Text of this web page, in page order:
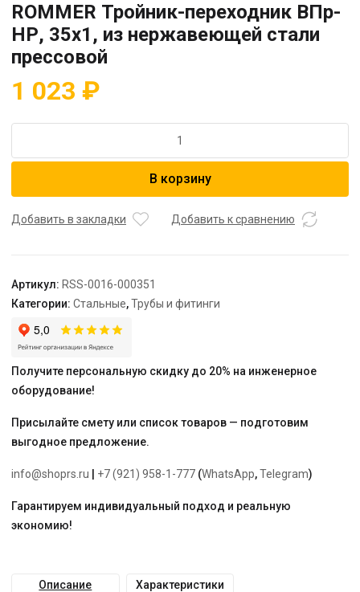
ROMMER Тройник-переходник ВПр-
НР, 35х1, из нержавеющей стали
прессовой
1 023 ₽
ROMMER
ВПр-
нержавеющей
стали
прессовой
В корзину
Добавить в закладки Добавить к сравнению
Артикул: RSS-0016-000351
Категории: Стальные,Трубы и фитинги
Получите персональную скидку до 20% на инженерное
оборудование!
Присылайте смету или список товаров — подготовим
выгодное предложение.
info@shoprs.ru +7 (921) 958-1-777 (WhatsApp,Telegram)
Гарантируем индивидуальный подход и реальную
экономию!
Описание Характеристики